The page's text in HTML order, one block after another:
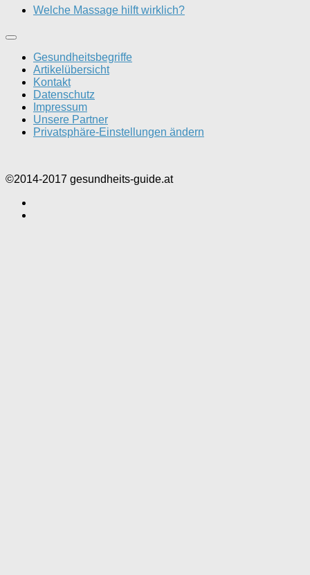
Welche Massage hilft wirklich?
Gesundheitsbegriffe
Artikelübersicht
Kontakt
Datenschutz
Impressum
Unsere Partner
Privatsphäre-Einstellungen ändern
©2014-2017 gesundheits-guide.at